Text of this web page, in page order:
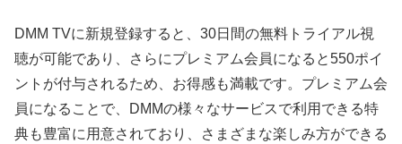
DMM TVに新規登録すると、30日間の無料トライアル視
聴が可能であり、さらにプレミアム会員になると550ポイ
ントが付与されるため、お得感も満載です。プレミアム会
員になることで、DMMの様々なサービスで利用できる特
典も豊富に用意されており、さまざまな楽しみ方ができる